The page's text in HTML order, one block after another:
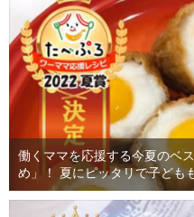
働くママを応援する今夏のベ
め」！ 夏にピッタリで子ども